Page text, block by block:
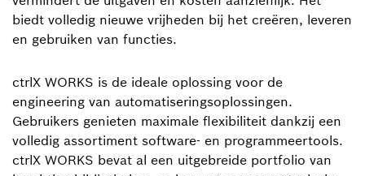
biedt volledig nieuwe vrijheden bij het creëren, leveren
en gebruiken van functies.
ctrlX WORKS is de ideale oplossing voor de
engineering van automatiseringsoplossingen.
Gebruikers genieten maximale flexibiliteit dankzij een
volledig assortiment software- en programmeertools.
ctrlX WORKS bevat al een uitgebreide portfolio van